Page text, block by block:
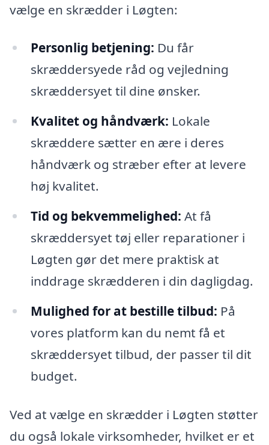
vælge en skrædder i Løgten:
Personlig betjening: Du får
skræddersyede råd og vejledning
skræddersyet til dine ønsker.
Kvalitet og håndværk: Lokale
skræddere sætter en ære i deres
håndværk og stræber efter at levere
høj kvalitet.
Tid og bekvemmelighed: At få
skræddersyet tøj eller reparationer i
Løgten gør det mere praktisk at
inddrage skrædderen i din dagligdag.
Mulighed for at bestille tilbud: På
vores platform kan du nemt få et
skræddersyet tilbud, der passer til dit
budget.
Ved at vælge en skrædder i Løgten støtter
du også lokale virksomheder, hvilket er et